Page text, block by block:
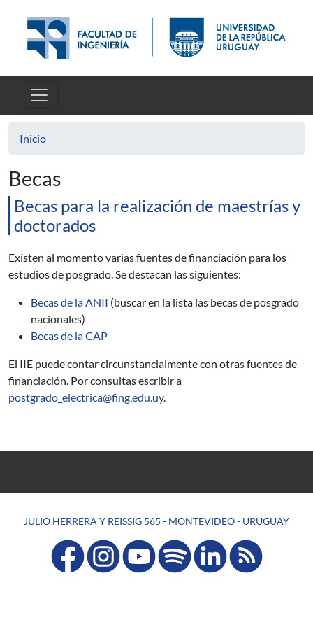
Inicio
Becas
Becas para la realización de maestrías y
doctorados
Existen al momento varias fuentes de financiación para los
estudios de posgrado. Se destacan las siguientes:
Becas de la ANII (buscar en la lista las becas de posgrado
nacionales)
Becas de la CAP
El IIE puede contar circunstancialmente con otras fuentes de
financiación. Por consultas escribir a
postgrado_electrica@fing.edu.uy.
JULIO HERRERA Y REISSIG 565 - MONTEVIDEO - URUGUAY